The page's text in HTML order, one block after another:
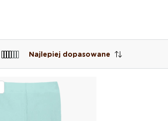
Najlepiej dopasowane